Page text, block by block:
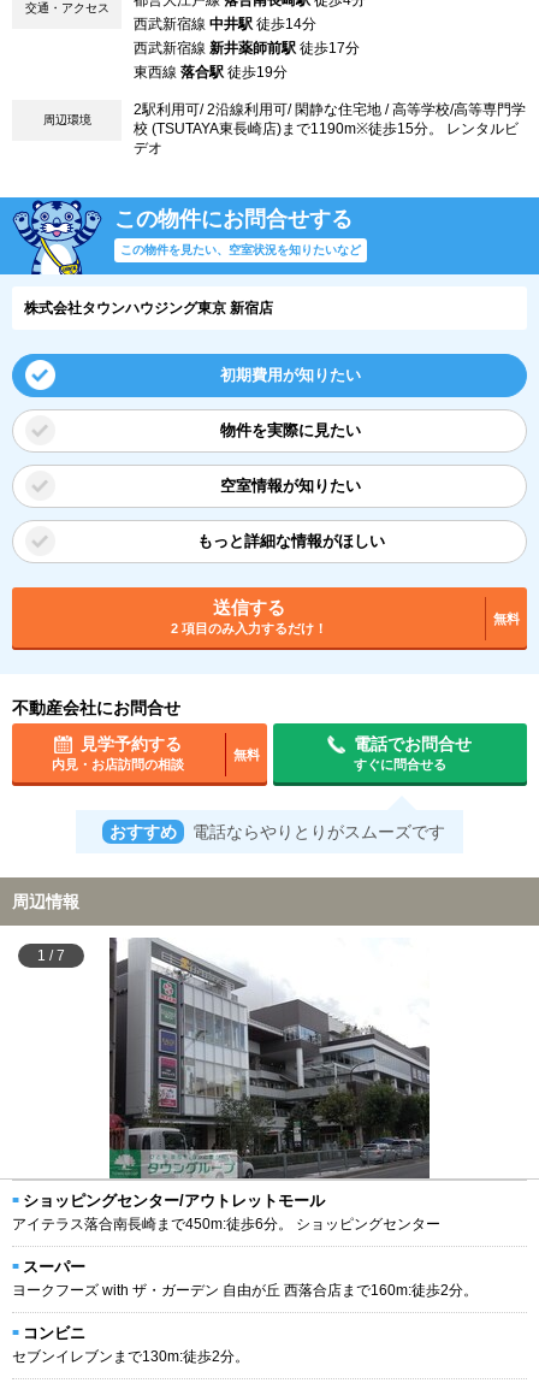
交通・アクセス
西武新宿線 中井駅 徒歩14分
西武新宿線 新井薬師前駅 徒歩17分
東西線 落合駅 徒歩19分
周辺環境
2駅利用可/ 2沿線利用可/ 閑静な住宅地 / 高等学校/高等専門学
校 (TSUTAYA東長崎店)まで1190m※徒歩15分。 レンタルビ
デオ
この物件にお問合せする
この物件を見たい、空室状況を知りたいなど
株式会社タウンハウジング東京 新宿店
初期費用が知りたい
物件を実際に見たい
空室情報が知りたい
もっと詳細な情報がほしい
送信する
2 項目のみ入力するだけ！
無料
不動産会社にお問合せ
見学予約する
内見・お店訪問の相談
無料
電話でお問合せ
すぐに問合せる
おすすめ 電話ならやりとりがスムーズです
周辺情報
1 /7
ショッピングセンター/アウトレットモール
アイテラス落合南長崎まで450m:徒歩6分。 ショッピングセンター
スーパー
ヨークフーズ with ザ・ガーデン 自由が丘 西落合店まで160m:徒歩2分。
コンビニ
セブンイレブンまで130m:徒歩2分。